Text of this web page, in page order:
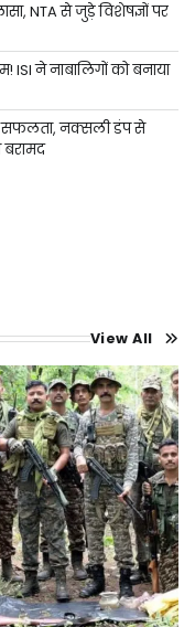
NTA से जुड़े विशेषज्ञों पर
ने नाबालिगों को बनाया
सफलता, नक्सली डंप से
बरामद
View All